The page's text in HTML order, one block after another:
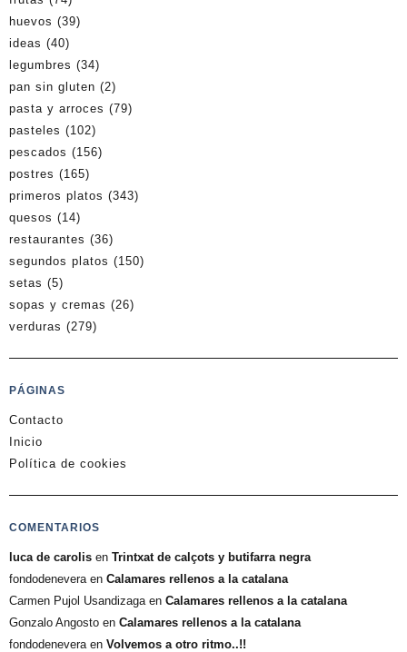
huevos (39)
ideas (40)
legumbres (34)
pan sin gluten (2)
pasta y arroces (79)
pasteles (102)
pescados (156)
postres (165)
primeros platos (343)
quesos (14)
restaurantes (36)
segundos platos (150)
setas (5)
sopas y cremas (26)
verduras (279)
PÁGINAS
Contacto
Inicio
Política de cookies
COMENTARIOS
luca de carolis en Trintxat de calçots y butifarra negra
fondodeneveraen Calamares rellenos a la catalana
Carmen Pujol Usandizagaen Calamares rellenos a la catalana
Gonzalo Angosto en Calamares rellenos a la catalana
fondodeneveraen Volvemos a otro ritmo..!!